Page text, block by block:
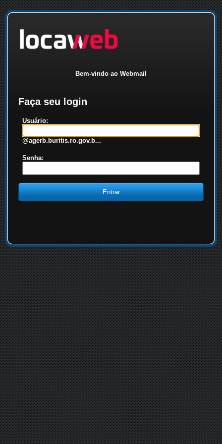
Bem-vindo ao Webmail
Faça seu login
Usuário:
@agerb.buritis.ro.gov.b...
Senha: